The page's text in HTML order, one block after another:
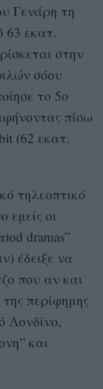
Γενάρη τη
63 εκατ.
στην
σόου
το 5o
πίσω
(62 εκατ.
τηλεοπτικό
εμείς οι
dramas”
έδειξε να
που αν και
περίφημης
Λονδίνο,
και